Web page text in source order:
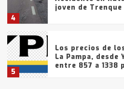
4
joven de Trenque
5
Los precios de
La Pampa, desde
entre 857 a 1338